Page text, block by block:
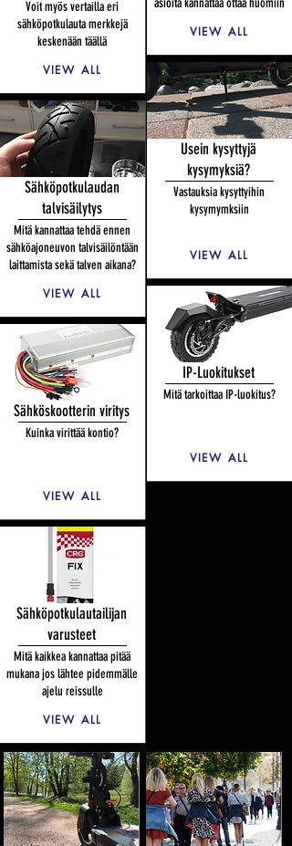
Voit myös vertailla eri
sähköpotkulauta merkkejä
keskenään täällä
VIEW ALL
Sähköpotkulaudan
talvisäilytys
Mitä kannattaa tehdä ennen
sähköajoneuvon talvisäilöntään
laittamista sekä talven aikana?
VIEW ALL
Sähköskootterin viritys
Kuinka virittää kontio?
VIEW ALL
Sähköpotkulautailijan
varusteet
Mitä kaikkea kannattaa pitää
mukana jos lähtee pidemmälle
ajelu reissulle
VIEW ALL
asioita kannattaa ottaa huomiin
VIEW ALL
Usein kysyttyjä
kysymyksiä?
Vastauksia kysyttyihin
kysymymksiin
VIEW ALL
IP-Luokitukset
Mitä tarkoittaa IP-luokitus?
VIEW ALL